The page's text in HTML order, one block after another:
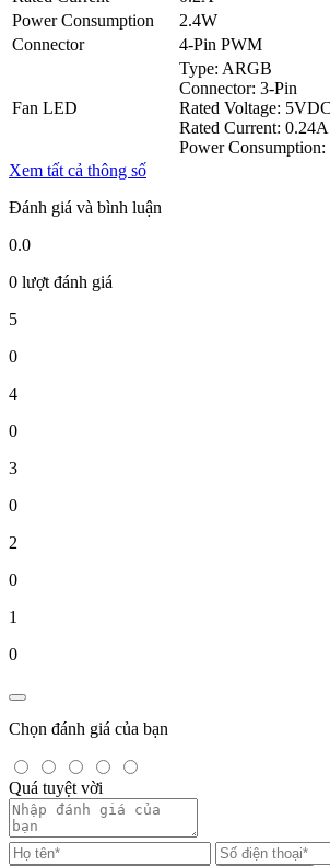
Power Consumption
2.4W
Connector
4-Pin PWM
Fan LED
Type: ARGB
Connector: 3-Pin
Rated Voltage: 5VDC
Rated Current: 0.24A
Power
Xem tất cả thông số
Đánh giá và bình luận
0.0
0 lượt đánh giá
5
0
4
0
3
0
2
0
1
0
Chọn đánh giá của bạn
Quá tuyệt vời